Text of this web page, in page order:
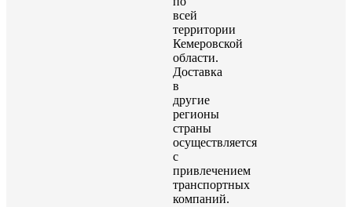
всей
территории
Кемеровской
области.
Доставка
в
другие
регионы
страны
осуществляется
с
привлечением
транспортных
компаний.